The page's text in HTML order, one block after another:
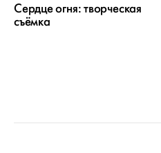
Сердце огня: творческая
съёмка